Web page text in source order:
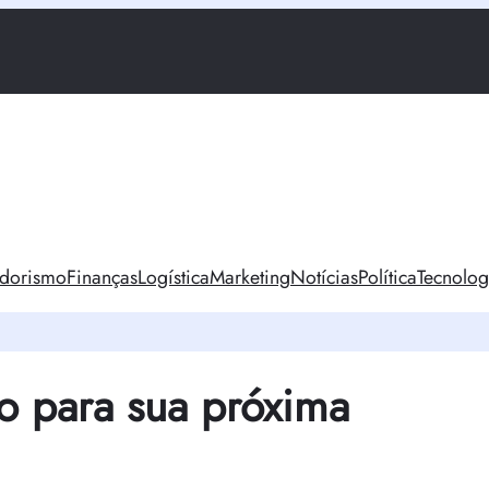
FinançasLogísticaMarketingNotíciasPolítica
para sua próxima